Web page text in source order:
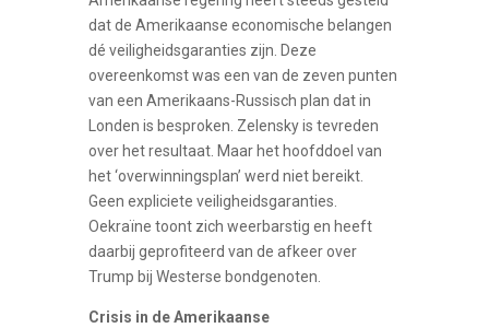
dat de Amerikaanse economische belangen
dé veiligheidsgaranties zijn. Deze
overeenkomst was een van de zeven punten
van een Amerikaans-Russisch plan dat in
Londen is besproken. Zelensky is tevreden
over het resultaat. Maar het hoofddoel van
het ‘overwinningsplan’ werd niet bereikt.
Geen expliciete veiligheidsgaranties.
Oekraïne toont zich weerbarstig en heeft
daarbij geprofiteerd van de afkeer over
Trump bij Westerse bondgenoten.
Crisis in de Amerikaanse